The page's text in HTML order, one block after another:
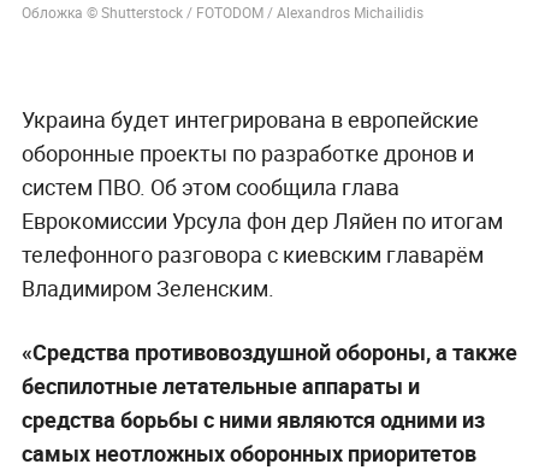
Обложка © Shutterstock / FOTODOM / Alexandros Michailidis
Украина будет интегрирована в европейские
оборонные проекты по разработке дронов и
систем ПВО. Об этом сообщила глава
Еврокомиссии Урсула фон дер Ляйен по итогам
телефонного разговора с киевским главарём
Владимиром Зеленским.
«Средства противовоздушной обороны, а также
беспилотные летательные аппараты и
средства борьбы с ними являются одними из
самых неотложных оборонных приоритетов